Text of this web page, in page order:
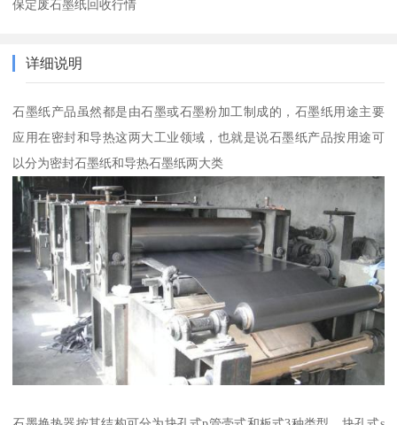
保定废石墨纸回收行情
详细说明
石墨纸产品虽然都是由石墨或石墨粉加工制成的，石墨纸用途主要
应用在密封和导热这两大工业领域，也就是说石墨纸产品按用途可
以分为密封石墨纸和导热石墨纸两大类